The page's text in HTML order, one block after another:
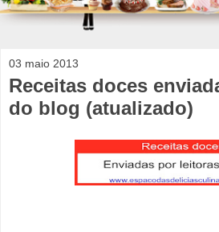
03 maio 2013
Receitas doces
do blog (atualizado)